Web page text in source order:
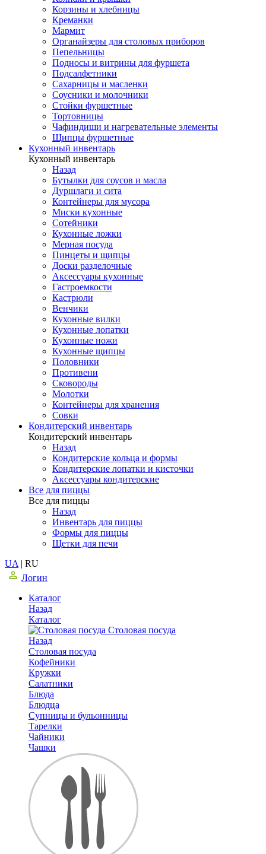
Корзины и хлебницы
Креманки
Мармит
Органайзеры для столовых приборов
Пепельницы
Подносы и витрины для фуршета
Подсалфетники
Сахарницы и масленки
Соусники и молочники
Стойки фуршетные
Тортовницы
Чафиндиши и нагревательные элементы
Щипцы фуршетные
Кухонный инвентарь
Кухонный инвентарь
Назад
Бутылки для соусов и масла
Дуршлаги и сита
Контейнеры для мусора
Миски кухонные
Сотейники
Кухонные ложки
Мерная посуда
Пинцеты и щипцы
Доски разделочные
Аксессуары кухонные
Гастроемкости
Кастрюли
Венчики
Кухонные вилки
Кухонные лопатки
Кухонные ножи
Кухонные щипцы
Половники
Противени
Сковороды
Молотки
Контейнеры для хранения
Совки
Кондитерский инвентарь
Кондитерский инвентарь
Назад
Кондитерские кольца и формы
Кондитерские лопатки и кисточки
Аксессуары кондитерские
Все для пиццы
Все для пиццы
Назад
Инвентарь для пиццы
Формы для пиццы
Щетки для печи
UA | RU
Логин
Каталог
Назад
Каталог
Столовая посуда
Назад
Столовая посуда
Кофейники
Кружки
Салатники
Блюда
Блюдца
Супницы и бульонницы
Тарелки
Чайники
Чашки